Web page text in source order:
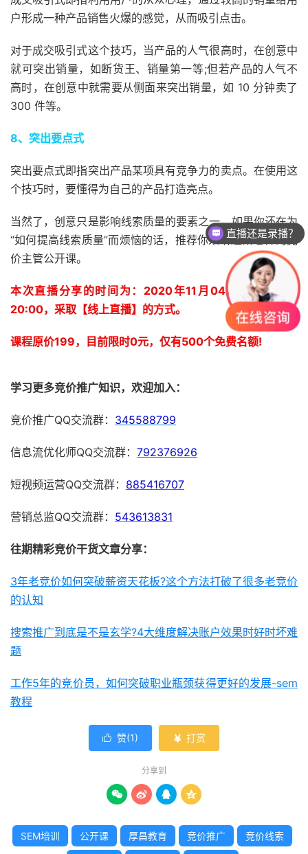
户形成一种产品销售火爆的感觉，从而吸引点击。
对于成交吸引式这个技巧，当产品的人气很高时，在创意中
就可突出销量，如断货王、销量第一等;但若产品的人气不
高时，在创意中就需要从侧面来突出销量，如 10 分钟卖了
300 件等。
8、突出要点式
突出要点式即指突出产品某项具有竞争力的卖点。在使用这
个技巧时，要懂得为自己的产品打造亮点。
当然了，创意只是影响线索质量的要素之一，如果你还在为
“如何提高线索质量”而烦恼的话，推荐你来听赵阳老师的竞
价主管公开课。
本次直播分享的时间为：2020年11月04日(周三)晚上
20:00，采取【线上直播】的方式。
课程原价199，目前限时0元，仅有500个免费名额!
学习更多竞价推广知识，欢迎加入：
竞价推广QQ交流群： 345588799
信息流优化师QQ交流群： 792376926
短视频运营QQ交流群： 885416707
营销总监QQ交流群： 543613831
往期精彩竞价干货文章分享：
3年老竞价如何突破薪资天花板?这个方法打破了很多老竞价
的认知
搜索推广到底是不是玄学?4大维度解决账户效果时好时坏难
题
工作5年的竞价员，如何突破职业瓶颈获得更好的发展-sem
教程
 赞(1)  打赏
分享到
   
SEM培训 公开课 厚昌教育 竞价推广 竞价线索
直播还是录播？